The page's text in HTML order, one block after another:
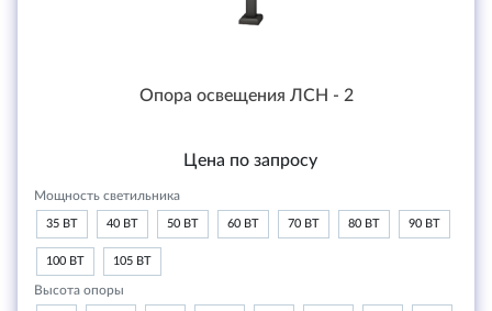
Опора освещения ЛСН - 2
Цена по запросу
Мощность светильника
35 ВТ 40 ВТ 50 ВТ 60 ВТ 70 ВТ 80 ВТ 90 ВТ
100 ВТ 105 ВТ
Высота опоры